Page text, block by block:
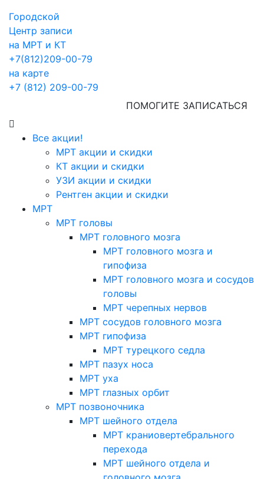
Городской
Центр записи
на МРТ и КТ
+7(812)209-00-79
на карте
+7 (812) 209-00-79
ПОМОГИТЕ ЗАПИСАТЬСЯ
Все акции!
МРТ акции и скидки
КТ акции и скидки
УЗИ акции и скидки
Рентген акции и скидки
МРТ
МРТ головы
МРТ головного мозга
МРТ головного мозга и
гипофиза
МРТ головного мозга и сосудов
головы
МРТ черепных нервов
МРТ сосудов головного мозга
МРТ гипофиза
МРТ турецкого седла
МРТ пазух носа
МРТ уха
МРТ глазных орбит
МРТ позвоночника
МРТ шейного отдела
МРТ краниовертебрального
перехода
МРТ шейного отдела и